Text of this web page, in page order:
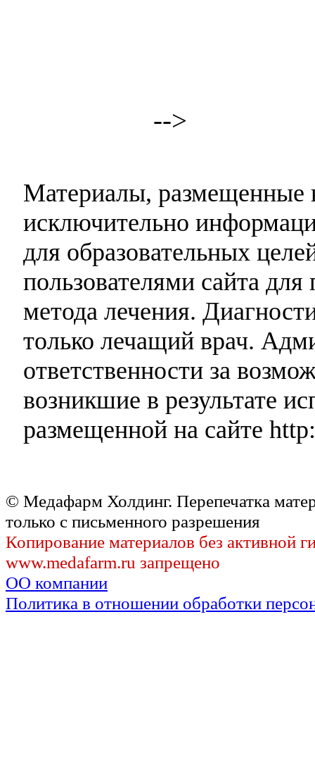
-->
Материалы, размещенные
исключительно
для образовательных
пользователями сайта
метода лечения.
только лечащий врач.
ответственности за
возникшие в результате
размещенной на сайте
© Медафарм Холдинг. Перепечатка
только с письменного разрешения
Копирование материалов без активной
www.medafarm.ru запрещено
ОО компании
Политика в отношении обработки